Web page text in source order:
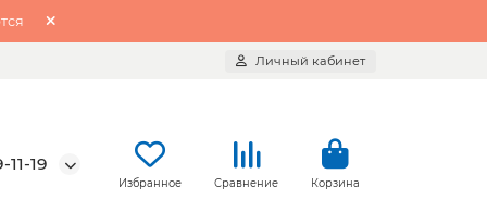
Личный кабинет
11-19
Избранное Сравнение Корзина